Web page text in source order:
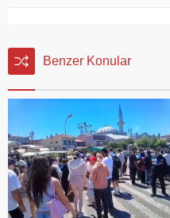
Benzer Konular